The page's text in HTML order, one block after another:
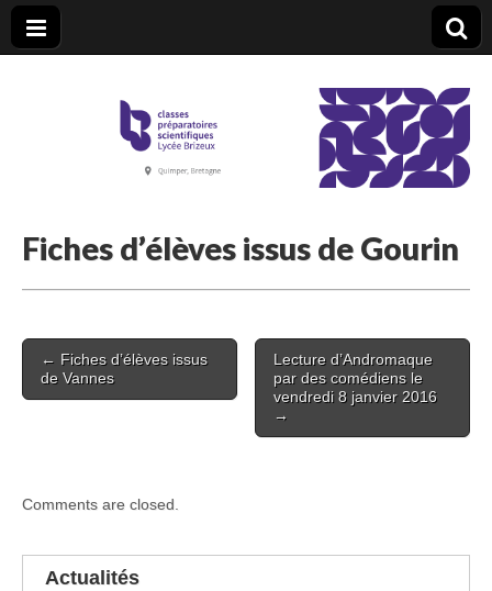
CPGE Brizeux
Fiches d’élèves issus de Gourin
Post
navigation
← Fiches d’élèves issus
de Vannes
Lecture d’Andromaque
par des comédiens le
vendredi 8 janvier 2016
→
Comments are closed.
Actualités